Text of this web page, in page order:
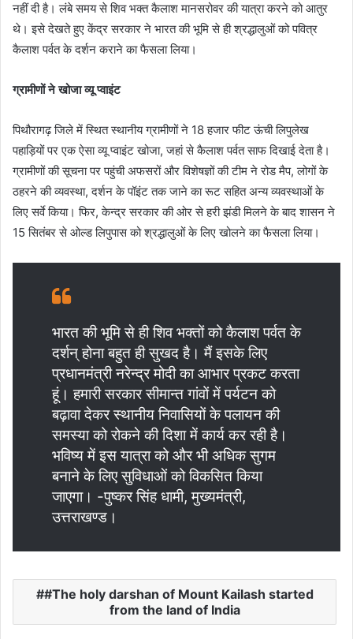
नहीं दी है। लंबे समय से शिव भक्त कैलाश मानसरोवर की यात्रा करने को आतुर
थे। इसे देखते हुए केंद्र सरकार ने भारत की भूमि से ही श्रद्धालुओं को पवित्र
कैलाश पर्वत के दर्शन कराने का फैसला लिया।
ग्रामीणों ने खोजा व्यू प्वाइंट
पिथौरागढ़ जिले में स्थित स्थानीय ग्रामीणों ने 18 हजार फीट ऊंची लिपुलेख
पहाड़ियों पर एक ऐसा व्यू प्वाइंट खोजा, जहां से कैलाश पर्वत साफ दिखाई देता है।
ग्रामीणों की सूचना पर पहुंची अफसरों और विशेषज्ञों की टीम ने रोड मैप, लोगों के
ठहरने की व्यवस्था, दर्शन के पॉइंट तक जाने का रूट सहित अन्य व्यवस्थाओं के
लिए सर्वे किया। फिर, केन्द्र सरकार की ओर से हरी झंडी मिलने के बाद शासन ने
15 सितंबर से ओल्ड लिपुपास को श्रद्धालुओं के लिए खोलने का फैसला लिया।
भारत की भूमि से ही शिव भक्तों को कैलाश पर्वत के
दर्शन् होना बहुत ही सुखद है। मैं इसके लिए
प्रधानमंत्री नरेन्द्र मोदी का आभार प्रकट करता
हूं। हमारी सरकार सीमान्त गांवों में पर्यटन को
बढ़ावा देकर स्थानीय निवासियों के पलायन की
समस्या को रोकने की दिशा में कार्य कर रही है।
भविष्य में इस यात्रा को और भी अधिक सुगम
बनाने के लिए सुविधाओं को विकसित किया
जाएगा। -पुष्कर सिंह धामी, मुख्यमंत्री,
उत्तराखण्ड।
#The holy darshan of Mount Kailash started
from the land of India